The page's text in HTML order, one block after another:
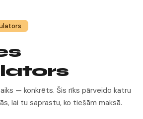
— konkrēts. Šis rīks pārveido katru
lai tu saprastu, ko tiešām maksā.